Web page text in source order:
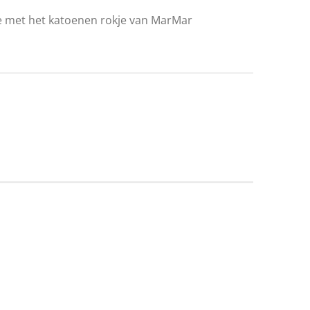
het katoenen rokje van MarMar